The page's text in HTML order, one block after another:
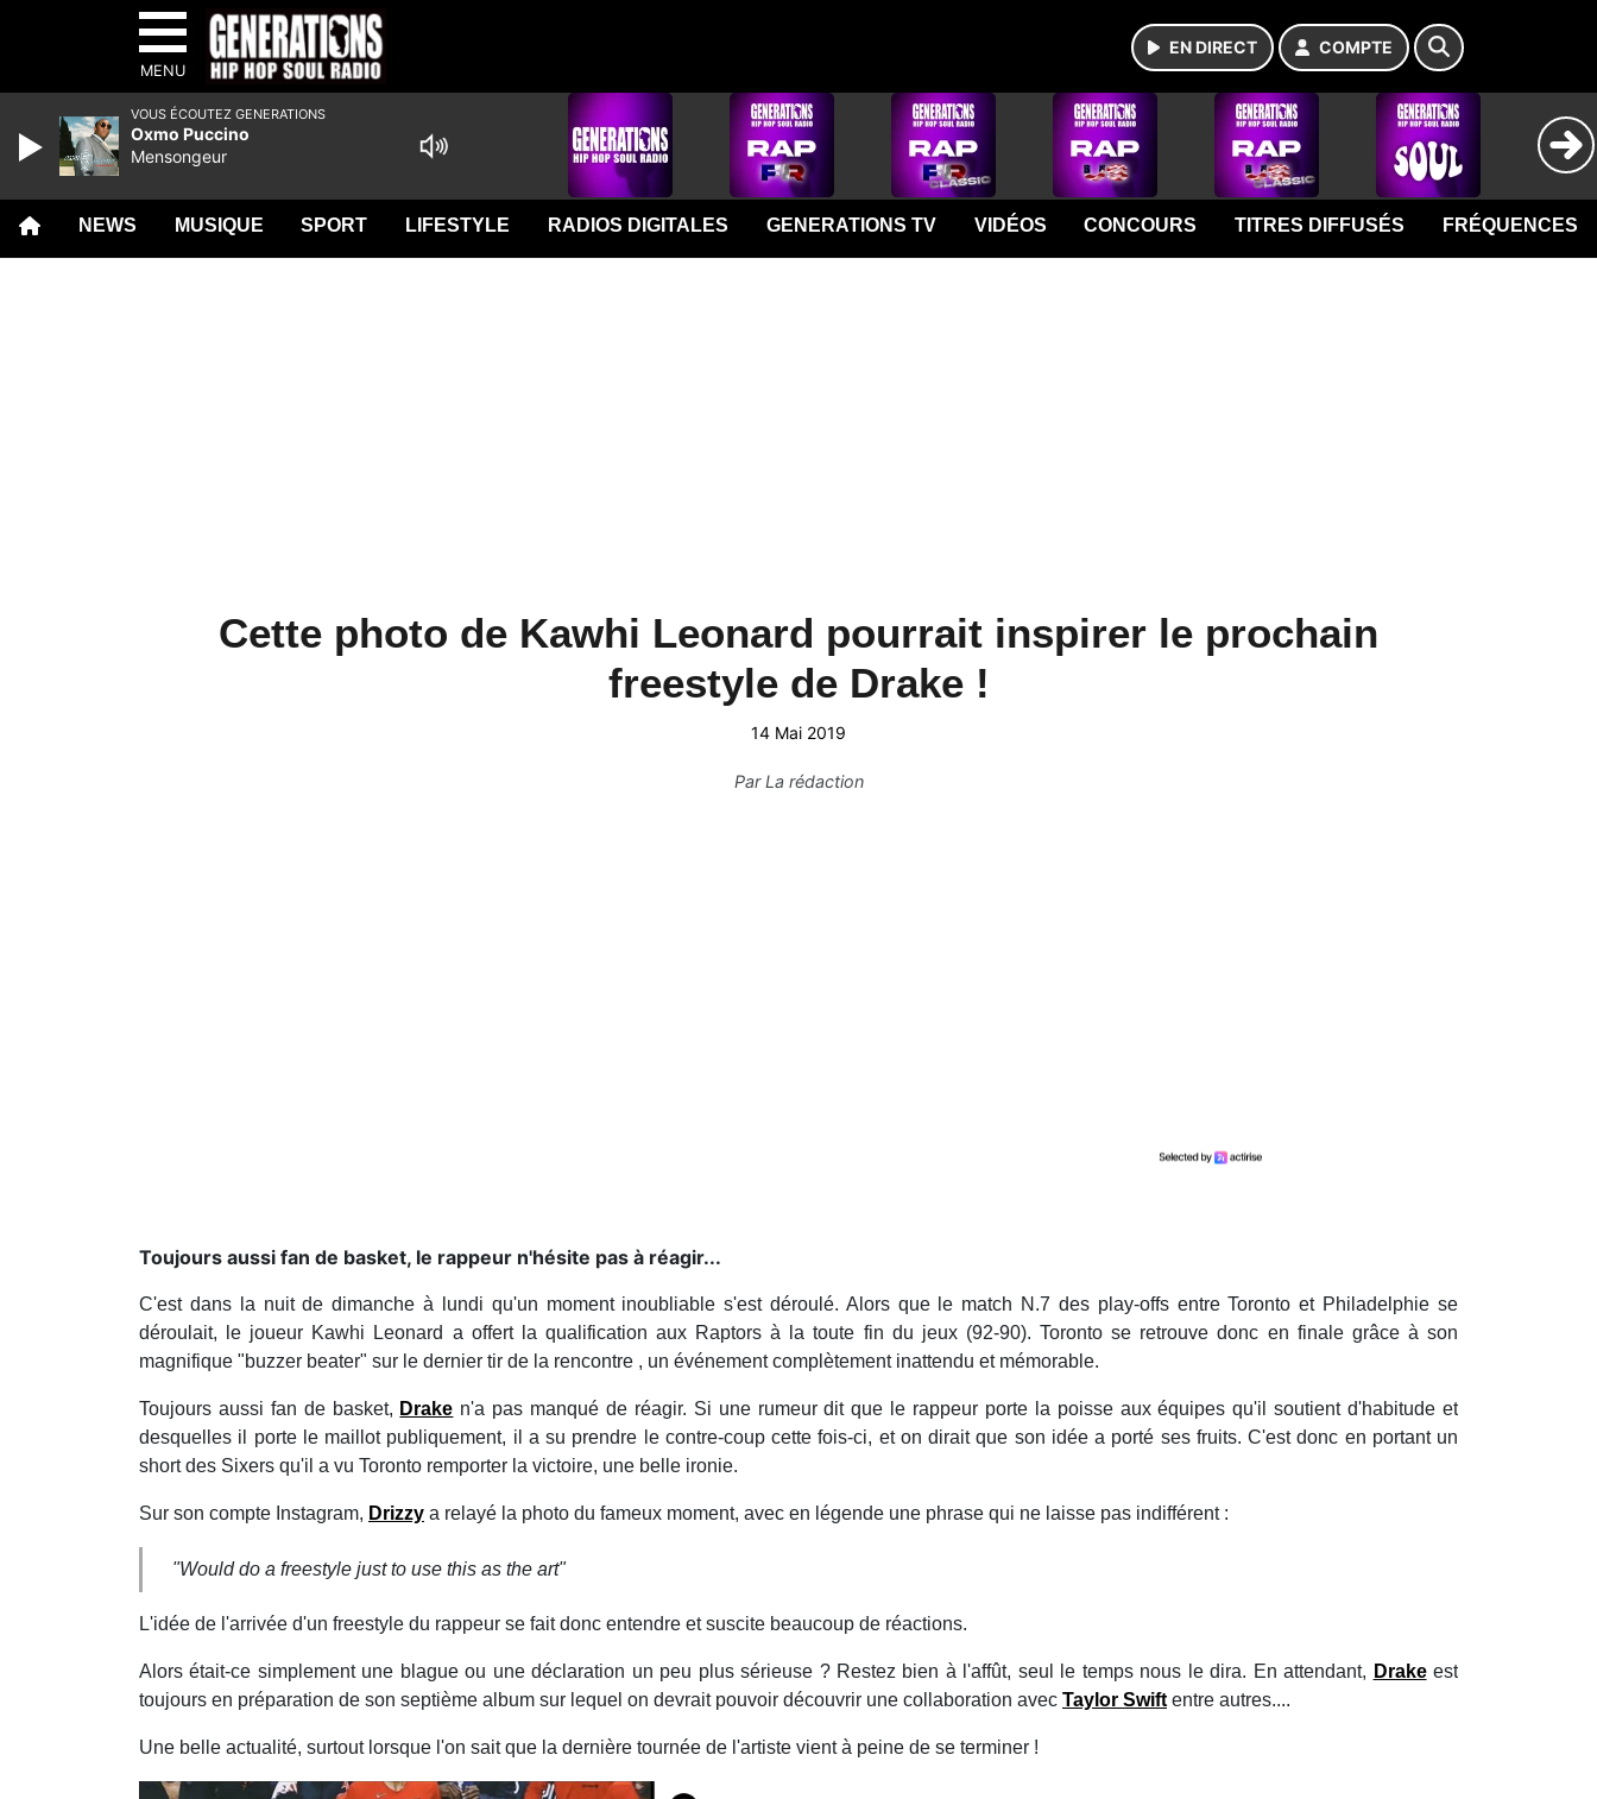
MENU
EN DIRECT COMPTE
NEWS MUSIQUE SPORT LIFESTYLE RADIOS DIGITALES GENERATIONS TV VIDÉOS CONCOURS TITRES DIFFUSÉS FRÉQUENCES
Cette photo de Kawhi Leonard pourrait inspirer le prochain
freestyle de Drake !
14 Mai 2019
ParLa rédaction
Toujours aussi fan de basket, le rappeur n'hésite pas à réagir...
C'est dans la nuit de dimanche à lundi qu'un moment inoubliable s'est déroulé. Alors que le match N.7 des play-offs entre Toronto et Philadelphie se
déroulait, le joueur Kawhi Leonard a offert la qualification aux Raptors à la toute fin du jeux (92-90). Toronto se retrouve donc en finale grâce à son
magnifique "buzzer beater" sur le dernier tir de la rencontre , un événement complètement inattendu et mémorable.
Toujours aussi fan de basket, Drake n'a pas manqué de réagir. Si une rumeur dit que le rappeur porte la poisse aux équipes qu'il soutient d'habitude et
desquelles il porte le maillot publiquement, il a su prendre le contre-coup cette fois-ci, et on dirait que son idée a porté ses fruits. C'est donc en portant un
short des Sixers qu'il a vu Toronto remporter la victoire, une belle ironie.
Sur son compte Instagram, Drizzy a relayé la photo du fameux moment, avec en légende une phrase qui ne laisse pas indifférent :
"Would do a freestyle just to use this as the art"
L'idée de l'arrivée d'un freestyle du rappeur se fait donc entendre et suscite beaucoup de réactions.
Alors était-ce simplement une blague ou une déclaration un peu plus sérieuse ? Restez bien à l'affût, seul le temps nous le dira. En attendant, Drakeest
toujours en préparation de son septième album sur lequel on devrait pouvoir découvrir une collaboration avec Taylor Swift entre autres....
Une belle actualité, surtout lorsque l'on sait que la dernière tournée de l'artiste vient à peine de se terminer !
VOUS ÉCOUTEZ GENERATIONS
Oxmo Puccino
Mensongeur